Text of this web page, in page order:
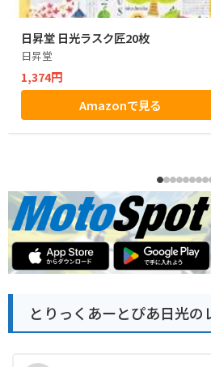
日昇堂 日光ラスク匠20枚
日昇堂
1,374円
Amazonで見る
とりっくあーとぴあ日光の